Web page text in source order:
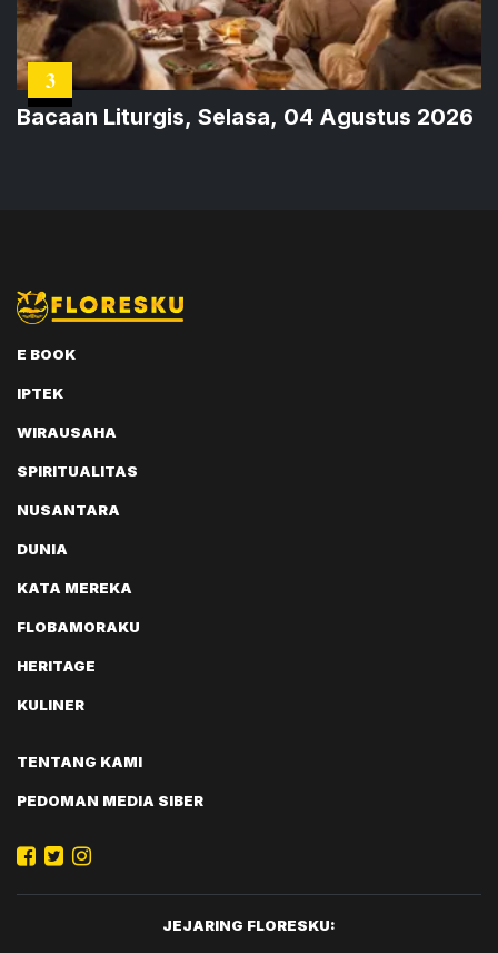
3
Bacaan Liturgis, Selasa, 04 Agustus 2026
E BOOK
IPTEK
WIRAUSAHA
SPIRITUALITAS
NUSANTARA
DUNIA
KATA MEREKA
FLOBAMORAKU
HERITAGE
KULINER
TENTANG KAMI
PEDOMAN MEDIA SIBER
JEJARING FLORESKU: